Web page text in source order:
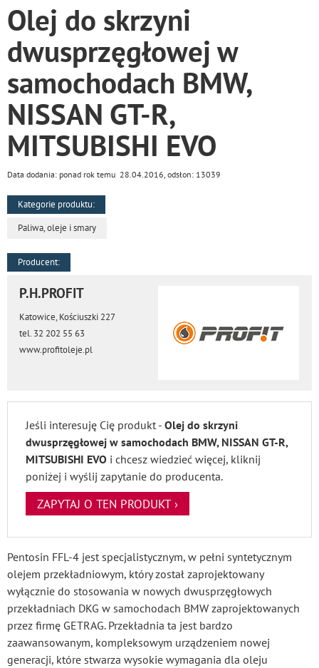
Olej do skrzyni
dwusprzęgłowej w
samochodach BMW,
NISSAN GT-R,
MITSUBISHI EVO
Data dodania: ponad rok temu 28.04.2016, odsłon: 13039
Kategorie produktu:
Paliwa, oleje i smary
Producent:
P.H.PROFIT
Katowice, Kościuszki 227
tel. 32 202 55 63
www.profitoleje.pl
Jeśli interesuję Cię produkt - Olej do skrzyni
dwusprzęgłowej w samochodach BMW, NISSAN GT-R,
MITSUBISHI EVO i chcesz wiedzieć więcej, kliknij
poniżej i wyślij zapytanie do producenta.
ZAPYTAJ O TEN PRODUKT ›
Pentosin FFL-4 jest specjalistycznym, w pełni syntetycznym
olejem przekładniowym, który został zaprojektowany
wyłącznie do stosowania w nowych dwusprzęgłowych
przekładniach DKG w samochodach BMW zaprojektowanych
przez firmę GETRAG. Przekładnia ta jest bardzo
zaawansowanym, kompleksowym urządzeniem nowej
generacji, które stwarza wysokie wymagania dla oleju